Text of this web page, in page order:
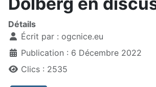
Détails
Écrit par : ogcnice.eu
Publication : 6 Décembre 2022
Clics : 2535